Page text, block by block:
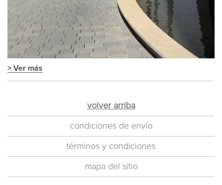
> Ver más
volver arriba
condiciones de envío
términos y condiciones
mapa del sitio